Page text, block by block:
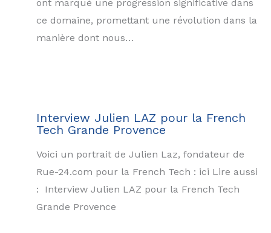
ont marqué une progression significative dans
ce domaine, promettant une révolution dans la
manière dont nous…
Interview Julien LAZ pour la French
Tech Grande Provence
Voici un portrait de Julien Laz, fondateur de
Rue-24.com pour la French Tech : ici Lire aussi
: Interview Julien LAZ pour la French Tech
Grande Provence